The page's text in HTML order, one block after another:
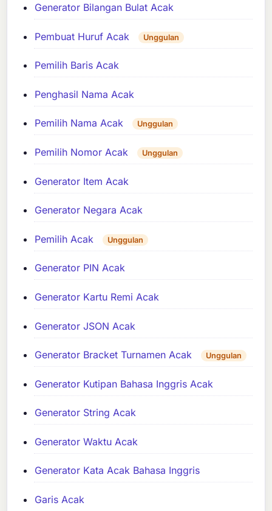
Generator Bilangan Bulat Acak
Pembuat Huruf Acak Unggulan
Pemilih Baris Acak
Penghasil Nama Acak
Pemilih Nama Acak Unggulan
Pemilih Nomor Acak Unggulan
Generator Item Acak
Generator Negara Acak
Pemilih Acak Unggulan
Generator PIN Acak
Generator Kartu Remi Acak
Generator JSON Acak
Generator Bracket Turnamen Acak Unggulan
Generator Kutipan Bahasa Inggris Acak
Generator String Acak
Generator Waktu Acak
Generator Kata Acak Bahasa Inggris
Garis Acak